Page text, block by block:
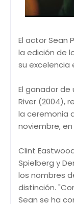
El actor Sean
la edición de
su excelencia
El ganador
River (2004),
la ceremonia
noviembre, en
Clint
Spielberg y
los nombres
distinción.
Sean se ha